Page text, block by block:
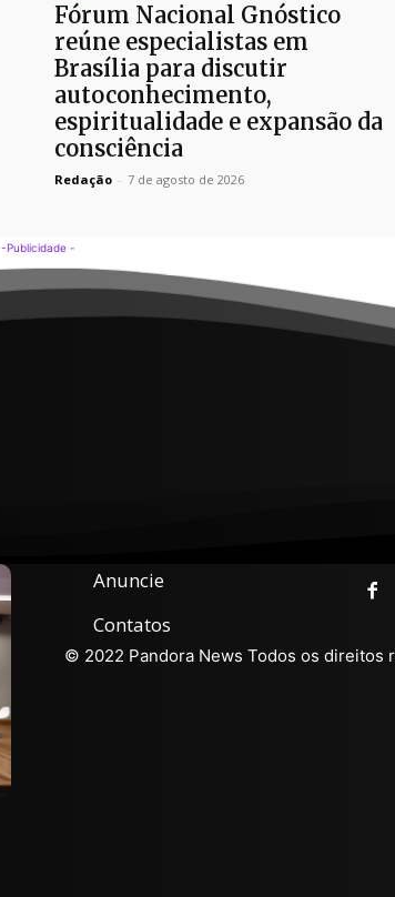
Fórum Nacional Gnóstico
reúne especialistas em
Brasília para discutir
autoconhecimento,
espiritualidade e expansão da
consciência
Redação - 7 de agosto de 2026
-Publicidade -
Anuncie
Contatos
© 2022 Pandora News Todos os direitos